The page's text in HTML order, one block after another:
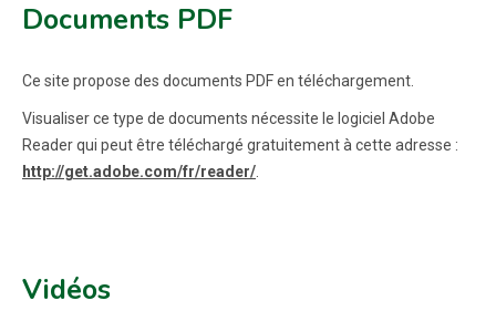
Documents PDF
Ce site propose des documents PDF en téléchargement.
Visualiser ce type de documents nécessite le logiciel Adobe
Reader qui peut être téléchargé gratuitement à cette adresse :
http://get.adobe.com/fr/reader/
Vidéos